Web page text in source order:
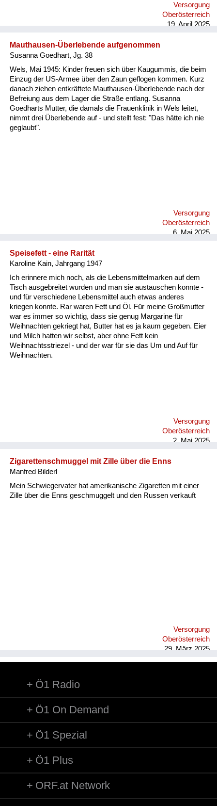
Jahrzehnte lebendig geblieben von den Einquartierten und den
dann wieder auf die Beine Gekommenen. In den 1950er
Jahren, da war ich so sieben, acht, da hat ein Mann i...
Versorgung
Oberösterreich
19. April 2025
Mauthausen-Überlebende aufgenommen
Susanna Goedhart, Jg. 38
Wels, Mai 1945: Kinder freuen sich über Kaugummis, die beim
Einzug der US-Armee über den Zaun geflogen kommen. Kurz
danach ziehen entkräftete Mauthausen-Überlebende nach der
Befreiung aus dem Lager die Straße entlang. Susanna
Goedharts Mutter, die damals die Frauenklinik in Wels leitet,
nimmt drei Überlebende auf - und stellt fest: "Das hätte ich nie
geglaubt".
Versorgung
Oberösterreich
6. Mai 2025
Speisefett - eine Rarität
Karoline Kain, Jahrgang 1947
Ich erinnere mich noch, als die Lebensmittelmarken auf dem
Tisch ausgebreitet wurden und man sie austauschen konnte -
und für verschiedene Lebensmittel auch etwas anderes
kriegen konnte. Rar waren Fett und Öl. Für meine Großmutter
war es immer so wichtig, dass sie genug Margarine für
Weihnachten gekriegt hat, Butter hat es ja kaum gegeben. Eier
und Milch hatten wir selbst, aber ohne Fett kein
Weihnachtsstriezel - und der war für sie das Um und Auf für
Weihnachten.
Versorgung
Oberösterreich
2. Mai 2025
Zigarettenschmuggel mit Zille über die Enns
Manfred Bilderl
Mein Schwiegervater hat amerikanische Zigaretten mit einer
Zille über die Enns geschmuggelt und den Russen verkauft
Versorgung
Oberösterreich
29. März 2025
Ö1 Radio
Ö1 On Demand
Ö1 Spezial
Ö1 Plus
ORF.at Network